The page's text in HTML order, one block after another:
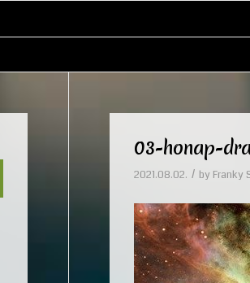
03-honap-
2021.08.02. / by Franky